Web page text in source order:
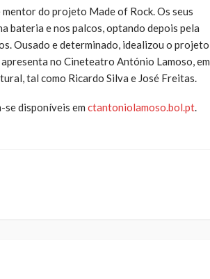
do projeto Made of Rock. Os seus
bateria e nos palcos, optando depois pela
Ousado e determinado, idealizou o projeto
no Cineteatro António Lamoso, em
tal como Ricardo Silva e José Freitas.
disponíveis em ctantoniolamoso.bol.pt.